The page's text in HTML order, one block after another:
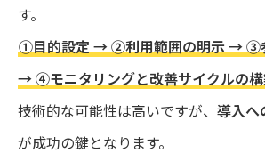
す。
①目的設定 → ②利用範囲の明示 → ③
→ ④モニタリングと改善サイクルの
技術的な可能性は高いですが、 導入へ
が成功の鍵となります。